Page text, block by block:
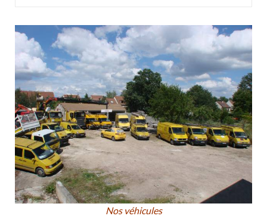
Nos véhicules